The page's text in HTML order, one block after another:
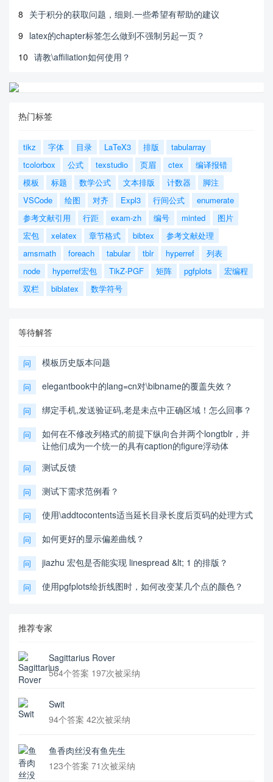
8 关于积分的获取问题，细则.一些希望有帮助的建议
9 latex的chapter标签怎么做到不强制另起一页？
10 请教\affiliation如何使用？
热门标签
tikz 字体 目录 LaTeX3 排版
tabularray
tcolorbox
公式 texstudio 页眉 ctex
编译报错
模板
标题 数学公式 文本排版 计数器
脚注
VSCode
绘图 对齐 Expl3 行间公式
enumerate
参考文献引用
行距 exam-zh 编号 minted
图片
宏包
xelatex 章节格式 bibtex
参考文献处理
amsmath
foreach tabular tblr hyperref
列表
node
hyperref宏包 TikZ-PGF 矩阵 pgfplots
宏编程
双栏
biblatex 数学符号
等待解答
问 模板历史版本问题
问 elegantbook中的lang=cn对\bibname的覆盖失效？
问 绑定手机,发送验证码,老是未点中正确区域！怎么回事？
问
如何在不修改列格式的前提下纵向合并两个longtblr，并
让他们成为一个统一的具有caption的figure浮动体
问 测试反馈
问 测试下需求范例看？
问 使用\addtocontents适当延长目录长度后页码的处理方式
问 如何更好的显示偏差曲线？
问 jiazhu 宏包是否能实现 linespread &lt; 1 的排版？
问 使用pgfplots绘折线图时，如何改变某几个点的颜色？
推荐专家
Sagittarius Rover
564个答案 197次被采纳
Swit
94个答案 42次被采纳
鱼香肉丝没有鱼先生
123个答案 71次被采纳